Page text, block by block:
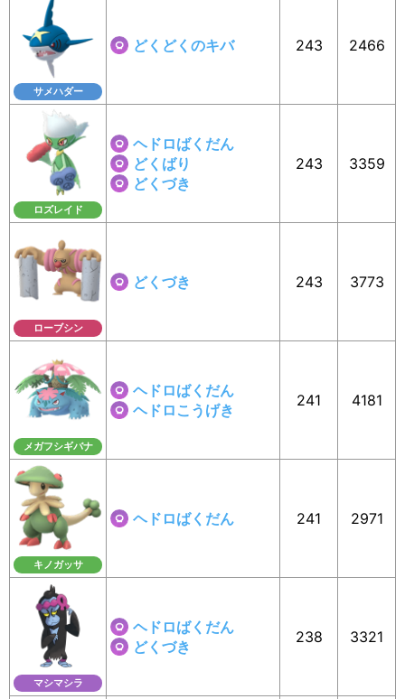
サメハダー
どくどくのキバ 243 2466
ロズレイド
ヘドロばくだん
どくばり
どくづき
243 3359
ローブシン
どくづき 243 3773
メガフシギバナ
ヘドロばくだん
ヘドロこうげき
241 4181
キノガッサ
ヘドロばくだん 241 2971
マシマシラ
ヘドロばくだん
どくづき
238 3321